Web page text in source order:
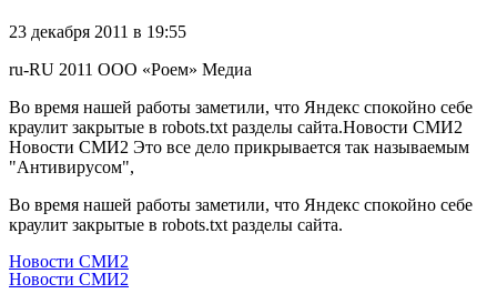
23 декабря 2011 в 19:55
ru-RU 2011 ООО «Роем» Медиа
Во время нашей работы заметили, что Яндекс спокойно себе
краулит закрытые в robots.txt разделы сайта.Новости СМИ2
Новости СМИ2 Это все дело прикрывается так называемым
"Антивирусом",
Во время нашей работы заметили, что Яндекс спокойно себе
краулит закрытые в robots.txt разделы сайта.
Новости СМИ2
Новости СМИ2